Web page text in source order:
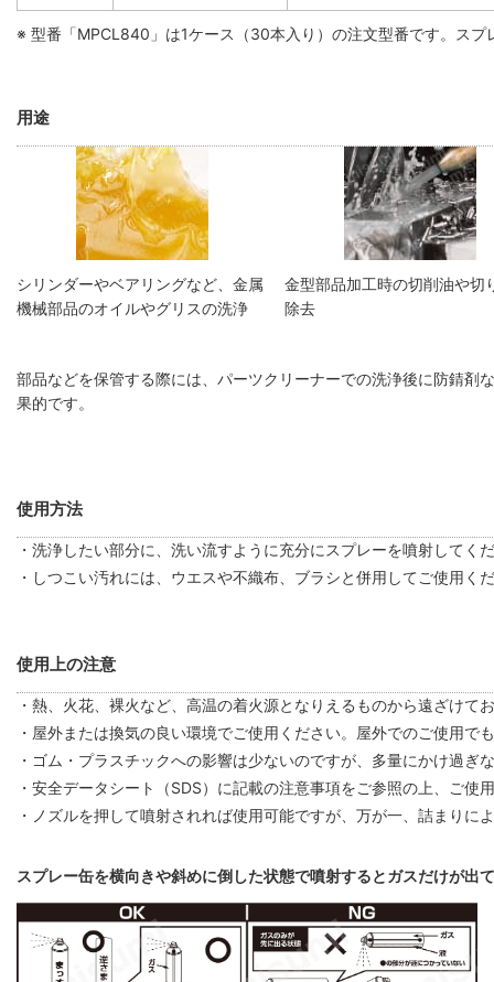
※ 型番「MPCL840」は1ケース（30本入り）の注文型番です。スプ
用途
シリンダーやベアリングなど、金属
機械部品のオイルやグリスの洗浄
金型部品加工時の切削油や切
除去
部品などを保管する際には、パーツクリーナーでの洗浄後に防錆剤
果的です。
使用方法
・洗浄したい部分に、洗い流すように充分にスプレーを噴射してく
・しつこい汚れには、ウエスや不織布、ブラシと併用してご使用く
使用上の注意
・熱、火花、裸火など、高温の着火源となりえるものから遠ざけて
・屋外または換気の良い環境でご使用ください。屋外でのご使用
・ゴム・プラスチックへの影響は少ないのですが、多量にかけ過ぎ
・安全データシート（SDS）に記載の注意事項をご参照の上、ご使
・ノズルを押して噴射されれば使用可能ですが、万が一、詰まり
スプレー缶を横向きや斜めに倒した状態で噴射するとガスだけが